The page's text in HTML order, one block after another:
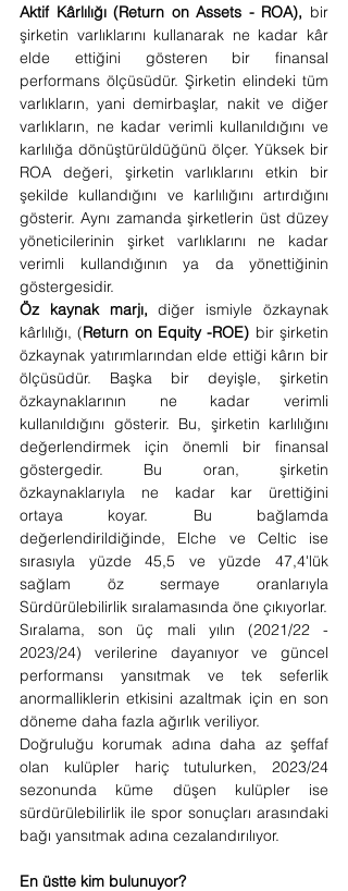
Aktif Kârlılığı (Return on Assets - ROA), bir
şirketin varlıklarını kullanarak ne kadar kâr
elde ettiğini gösteren bir finansal
performans ölçüsüdür. Şirketin elindeki tüm
varlıkların, yani demirbaşlar, nakit ve diğer
varlıkların, ne kadar verimli kullanıldığını ve
karlılığa dönüştürüldüğünü ölçer. Yüksek bir
ROA değeri, şirketin varlıklarını etkin bir
şekilde kullandığını ve karlılığını artırdığını
gösterir. Aynı zamanda şirketlerin üst düzey
yöneticilerinin şirket varlıklarını ne kadar
verimli kullandığının ya da yönettiğinin
göstergesidir.
Öz kaynak marjı, diğer ismiyle özkaynak
kârlılığı, (Return on Equity -ROE) bir şirketin
özkaynak yatırımlarından elde ettiği kârın bir
ölçüsüdür. Başka bir deyişle, şirketin
özkaynaklarının ne kadar verimli
kullanıldığını gösterir. Bu, şirketin karlılığını
değerlendirmek için önemli bir finansal
göstergedir. Bu oran, şirketin
özkaynaklarıyla ne kadar kar ürettiğini
ortaya koyar. Bu bağlamda
değerlendirildiğinde, Elche ve Celtic ise
sırasıyla yüzde 45,5 ve yüzde 47,4'lük
sağlam öz sermaye oranlarıyla
Sürdürülebilirlik sıralamasında öne çıkıyorlar.
Sıralama, son üç mali yılın (2021/22 -
2023/24) verilerine dayanıyor ve güncel
performansı yansıtmak ve tek seferlik
anormalliklerin etkisini azaltmak için en son
döneme daha fazla ağırlık veriliyor.
Doğruluğu korumak adına daha az şeffaf
olan kulüpler hariç tutulurken, 2023/24
sezonunda küme düşen kulüpler ise
sürdürülebilirlik ile spor sonuçları arasındaki
bağı yansıtmak adına cezalandırılıyor.
En üstte kim bulunuyor?